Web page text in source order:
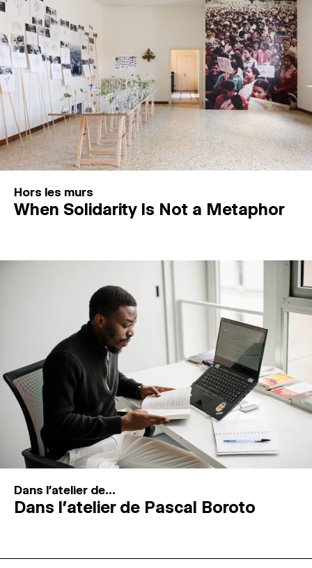
Hors les murs
When Solidarity Is Not a Metaphor
Dans l'atelier de...
Dans l’atelier de Pascal Boroto